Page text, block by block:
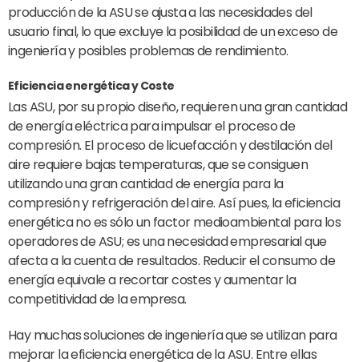
producción de la ASU se ajusta a las necesidades del
usuario final, lo que excluye la posibilidad de un exceso de
ingeniería y posibles problemas de rendimiento.
Eficiencia energéticay Coste
Las ASU, por su propio diseño, requieren una gran cantidad
de energía eléctrica para impulsar el proceso de
compresión. El proceso de licuefacción y destilación del
aire requiere bajas temperaturas, que se consiguen
utilizando una gran cantidad de energía para la
compresión y refrigeración del aire. Así pues, la eficiencia
energética no es sólo un factor medioambiental para los
operadores de ASU; es una necesidad empresarial que
afecta a la cuenta de resultados. Reducir el consumo de
energía equivale a recortar costes y aumentar la
competitividad de la empresa.
Hay muchas soluciones de ingeniería que se utilizan para
mejorar la eficiencia energética de la ASU. Entre ellas